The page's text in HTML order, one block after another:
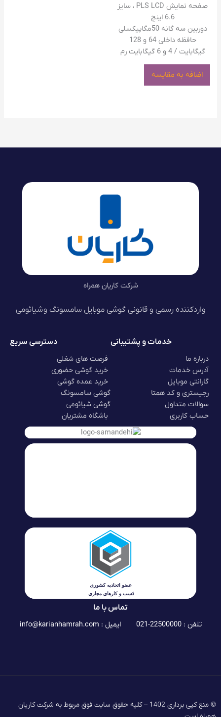
صفحه نمایش PLS LCD ، سایز
6.6 اینچ
دوربین سه گانه 50مگاپیکسلی
حافظه داخلی 64 و 128
گیگابایت / 4 و 6 گیگابایت رم
اضافه به مقایسه
شرکت کاریان همراه
واردکننده رسمی و قانونی گوشی موبایل سامسونگ و شیائومی
خدمات و پشتیبانی
درباره ما
آدرس خدمات
گارانتی موبایل
رجیستری و کد همتا
سوالات متداول
حساب کاربری
دسترسی سریع
فرصت های شغلی
خرید گوشی حضوری
خرید عمده گوشی
گوشی سامسونگ
گوشی شیائومی
باشگاه مشتریان
تماس با ما
تلفن : 22500000-021 ایمیل : info@karianhamrah.com
© منع کپی برداری 1402 – کلیه حقوق سایت فوق مربوط به شرکت کاریان